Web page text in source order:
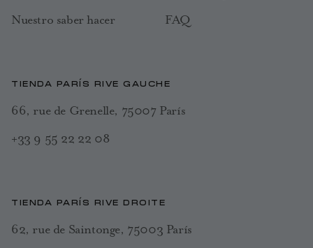
Nuestro saber hacer
FAQ
TIENDA PARÍS RIVE GAUCHE
66, rue de Grenelle, 75007 París
+33 9 55 22 22 08
TIENDA PARÍS RIVE DROITE
62, rue de Saintonge, 75003 París